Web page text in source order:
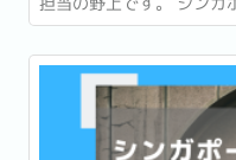
での朝食を楽しんだり、
りすることが多いかもし
めると、「朝食」は毎日